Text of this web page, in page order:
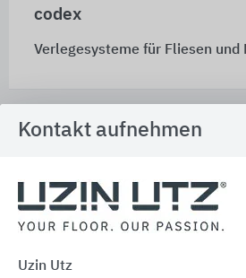
codex
Verlegesysteme für Fliesen und
Pajarito
Kontakt aufnehmen
Uzin Utz